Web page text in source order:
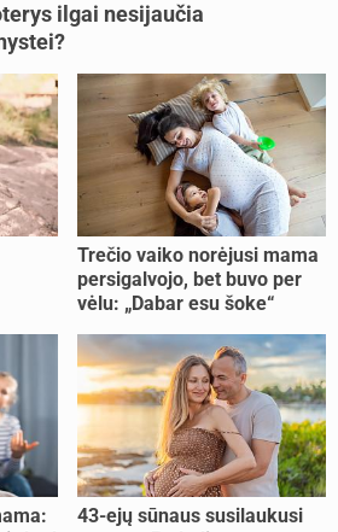
ilgai nesijaučia
Trečio vaiko norėjusi mama
persigalvojo, bet buvo per
vėlu: „Dabar esu šoke“
43-ejų sūnaus susilaukusi